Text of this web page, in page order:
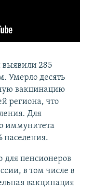
выявили 285
Умерло десять
вакцинацию
региона, что
Для
иммунитета
населения.
пенсионеров
в том числе в
вакцинация